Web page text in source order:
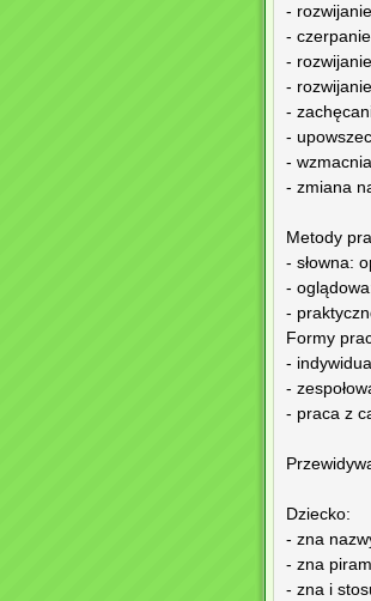
-
-
-
-
-
-
-
- zmiana
Metody
- słowna:
-
-
Formy
-
-
- praca z
Dziecko:
- zna
- zna
- zna i